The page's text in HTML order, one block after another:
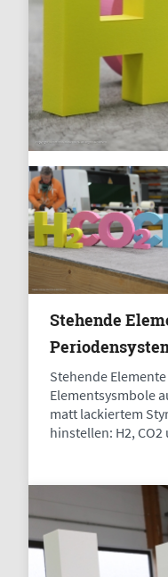
Stehende
Stehende
Elementsysmbole
matt lackiertem
hinstellen: H2, CO2